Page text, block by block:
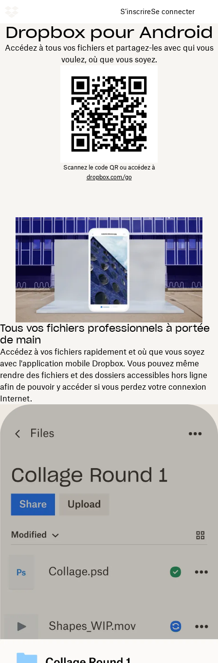
S’inscrireSe connecter
Dropbox pour Android
Accédez à tous vos fichiers et partagez-les avec qui vous
voulez, où que vous soyez.
Scannez le code QR ou accédez à
dropbox.com/go
Tous vos fichiers professionnels à portée
de main
Accédez à vos fichiers rapidement et où que vous soyez
avec l'application mobile Dropbox. Vous pouvez même
rendre des fichiers et des dossiers accessibles hors ligne
afin de pouvoir y accéder si vous perdez votre connexion
Internet.